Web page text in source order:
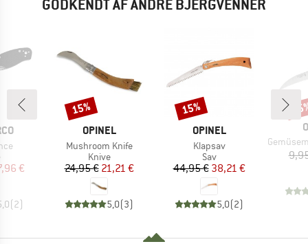
GODKENDT AF ANDRE BJERGVENNER
pris
€
(2)
MÆRKE
OPINEL
Artikel
Mushroom Knife
Produktgruppe
Knive
Pris
24,95 €Nedsat pris
21,21 €
5,0(3)
Rabat
15%
MÆRKE
OPINEL
Artikel
Klapsav
Produktgruppe
Sav
Pris
44,95 €Nedsat pris
38,21 €
5,0(2)
Rabat
15%
Artikel